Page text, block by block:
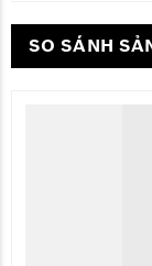
SO SÁNH